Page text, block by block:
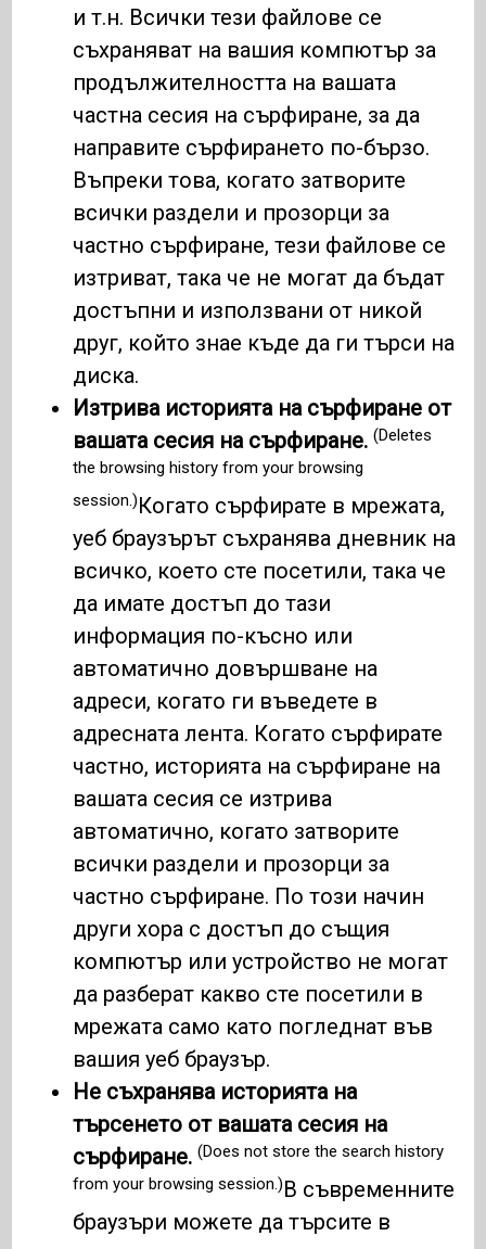
и т.н. Всички тези файлове се
съхраняват на вашия компютър за
продължителността на вашата
частна сесия на сърфиране, за да
направите сърфирането по-бързо.
Въпреки това, когато затворите
всички раздели и прозорци за
частно сърфиране, тези файлове се
изтриват, така че не могат да бъдат
достъпни и използвани от никой
друг, който знае къде да ги търси на
диска.
Изтрива историята на сърфиране от
вашата сесия на сърфиране.(Deletes
the browsing history from your browsing
session.)Когато сърфирате в мрежата,
уеб браузърът съхранява дневник на
всичко, което сте посетили, така че
да имате достъп до тази
информация по-късно или
автоматично довършване на
адреси, когато ги въведете в
адресната лента. Когато сърфирате
частно, историята на сърфиране на
вашата сесия се изтрива
автоматично, когато затворите
всички раздели и прозорци за
частно сърфиране. По този начин
други хора с достъп до същия
компютър или устройство не могат
да разберат какво сте посетили в
мрежата само като погледнат във
вашия уеб браузър.
Не съхранява историята на
търсенето от вашата сесия на
сърфиране.(Does not store the search history
from your browsing session.)В съвременните
браузъри можете да търсите в